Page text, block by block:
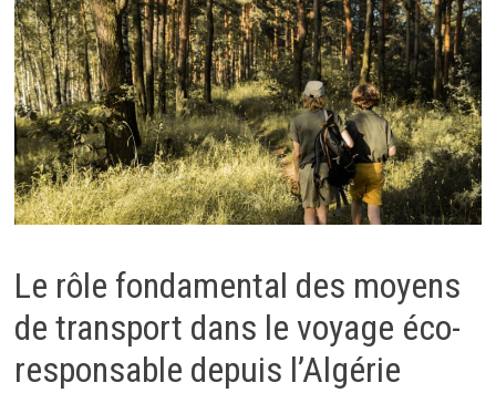
Le rôle fondamental des moyens
de transport dans le voyage éco-
responsable depuis l’Algérie